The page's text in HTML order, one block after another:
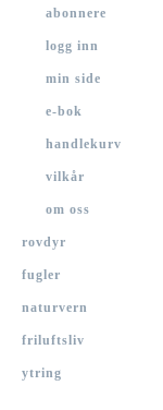
abonnere
logg inn
min side
e-bok
handlekurv
vilkår
om oss
rovdyr
fugler
naturvern
friluftsliv
ytring